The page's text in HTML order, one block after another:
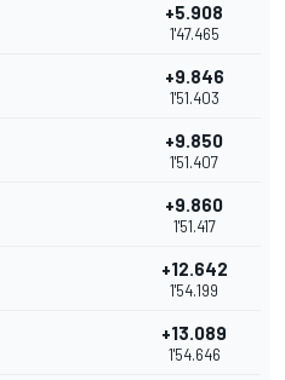
+5.908
1'47.465
+9.846
1'51.403
+9.850
1'51.407
+9.860
1'51.417
+12.642
1'54.199
+13.089
1'54.646